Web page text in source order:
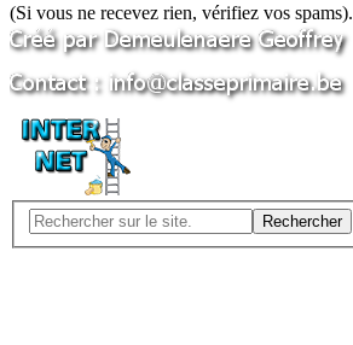
(Si vous ne recevez rien, vérifiez vos spams).
Rechercher